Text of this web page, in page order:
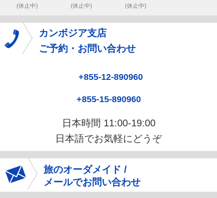
(休止中)
(休止中)
(休止中)
カンボジア支店
ご予約・お問い合わせ
+855-12-890960
+855-15-890960
日本時間 11:00-19:00
日本語でお気軽にどうぞ
旅のオーダメイド /
メールでお問い合わせ